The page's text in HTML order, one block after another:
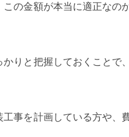
の金額が本当に適正なの
りと把握しておくことで
事を計画している方や、